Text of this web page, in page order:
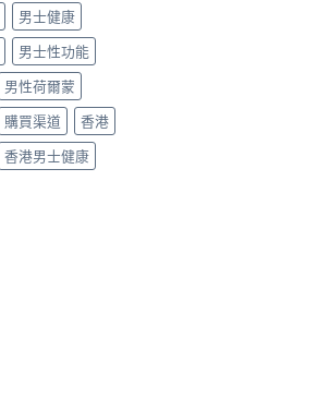
男士健康
男士性功能
男性荷爾蒙
購買渠道
香港
香港男士健康